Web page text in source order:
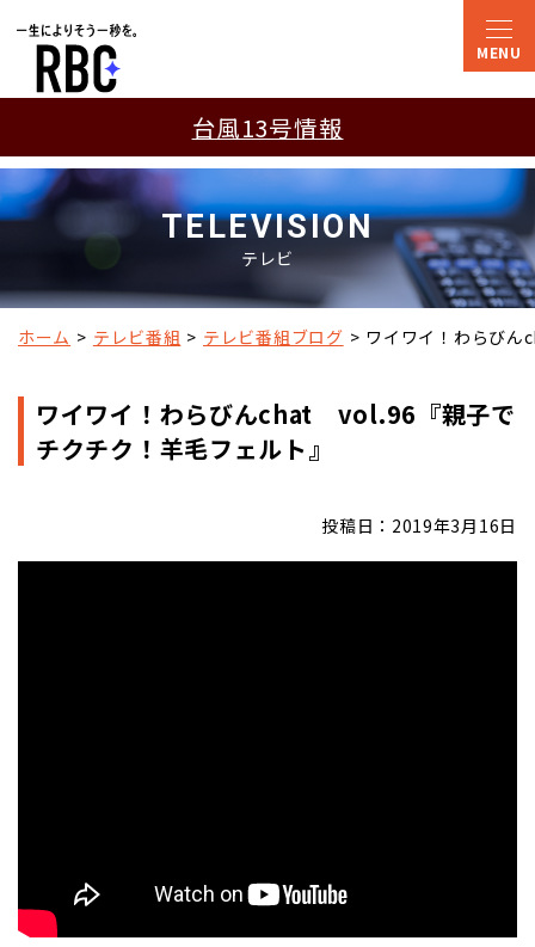
台風13号情報
TELEVISION
テレビ
ホーム テレビ番組 テレビ番組ブログ ワイワイ！わらび
ワイワイ！わらびんchat vol.96『親子で
チクチク！羊毛フェルト』
投稿日：2019年3月16日